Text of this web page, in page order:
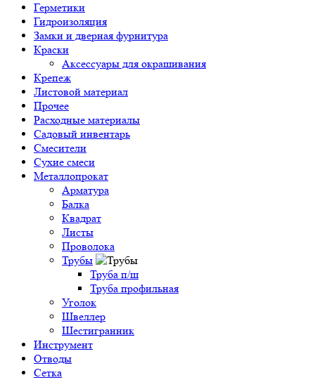
Герметики
Гидроизоляция
Замки и дверная фурнитура
Краски
Аксессуары для окрашивания
Крепеж
Листовой материал
Прочее
Расходные материалы
Садовый инвентарь
Смесители
Сухие смеси
Металлопрокат
Арматура
Балка
Квадрат
Листы
Проволока
Трубы
Труба п/ш
Труба профильная
Уголок
Швеллер
Шестигранник
Инструмент
Отводы
Сетка